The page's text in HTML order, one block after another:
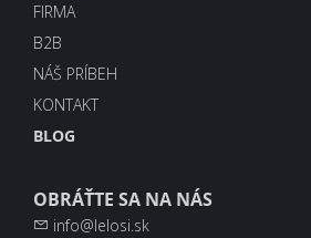
FIRMA
B2B
NÁŠ PRÍBEH
KONTAKT
BLOG
OBRÁŤTE SA NA NÁS
info@lelosi.sk